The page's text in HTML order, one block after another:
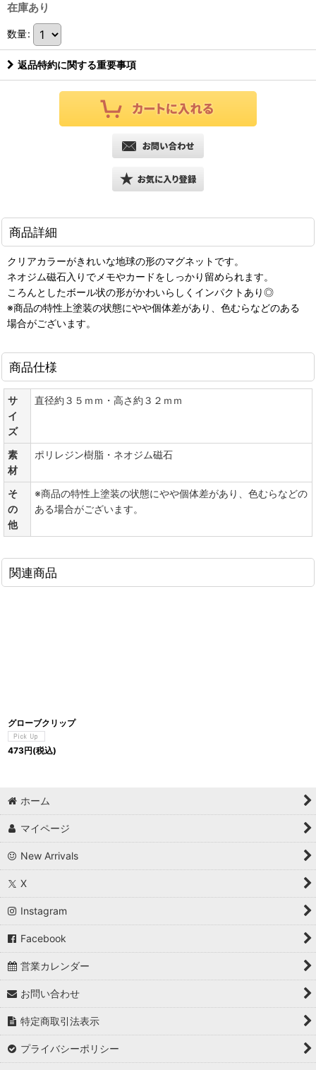
在庫あり
数量:
返品特約に関する重要事項
商品詳細
クリアカラーがきれいな地球の形のマグネットです。
ネオジム磁石入りでメモやカードをしっかり留められます。
ころんとしたボール状の形がかわいらしくインパクトあり◎
※商品の特性上塗装の状態にやや個体差があり、色むらなどのある
場合がございます。
商品仕様
サ
イ
ズ
直径約３５ｍｍ・高さ約３２ｍｍ
素
材
ポリレジン樹脂・ネオジム磁石
そ
の
他
※商品の特性上塗装の状態にやや個体差があり、色むらなどの
ある場合がございます。
関連商品
グローブクリップ
473円(税込)
ホーム
マイページ
New Arrivals
X
Instagram
Facebook
営業カレンダー
お問い合わせ
特定商取引法表示
プライバシーポリシー